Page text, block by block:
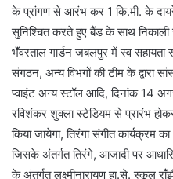
के प्रांगण से आरंभ कर 1 कि.मी. के दायरे
सुनिश्चित करते हुए बैंड के साथ निकाली
भॅंवरताल गार्डन जबलपुर में स्व सहायता
संगठन, अन्य विभगों की टीम के द्वारा
प्वाइंट अन्य स्टॉल आदि, दिनांक 14
रविशंकर शुक्ला स्टेडियम से प्रारंभ
किया जायेगा, तिरंगा संगीत कार्यक्रम
जिसके अंतर्गत तिरंगे, आजादी पर
के अंतर्गत लक्ष्मीनारायण हा.से. स्कूल